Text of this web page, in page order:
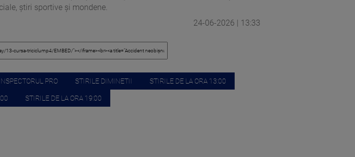
știri sportive și mondene.
24-06-2026 | 13:33
PRO STIRILE DIMINETII STIRILE DE LA ORA 13:00
STIRILE DE LA ORA 19:00